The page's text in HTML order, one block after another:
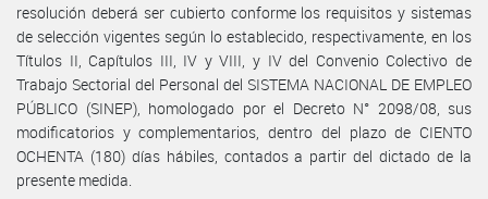
resolución deberá ser cubierto conforme los requisitos y sistemas
de selección vigentes según lo establecido, respectivamente, en los
Títulos II, Capítulos III, IV y VIII, y IV del Convenio Colectivo de
Trabajo Sectorial del Personal del SISTEMA NACIONAL DE EMPLEO
PÚBLICO (SINEP), homologado por el Decreto N° 2098/08, sus
modificatorios y complementarios, dentro del plazo de CIENTO
OCHENTA (180) días hábiles, contados a partir del dictado de la
presente medida.